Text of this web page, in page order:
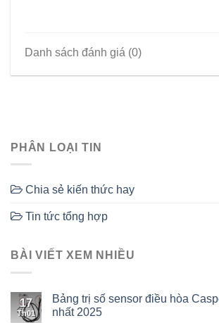
PHÂN LOẠI TIN
Chia sẻ kiến thức hay
Tin tức tổng hợp
BÀI VIẾT XEM NHIỀU
17
Th01
Bảng trị số sensor điều hòa
nhất 2025
Danh sách đánh giá (0)